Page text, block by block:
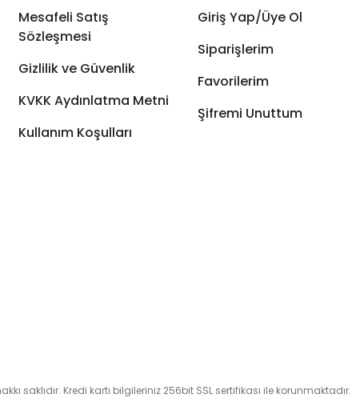
Mesafeli Satış
Sözleşmesi
Gizlilik ve Güvenlik
KVKK Aydınlatma Metni
Kullanım Koşulları
Giriş Yap/Üye Ol
Siparişlerim
Favorilerim
Şifremi Unuttum
saklıdır. Kredi kartı bilgileriniz 256bit SSL sertifikası ile korunmaktadır.